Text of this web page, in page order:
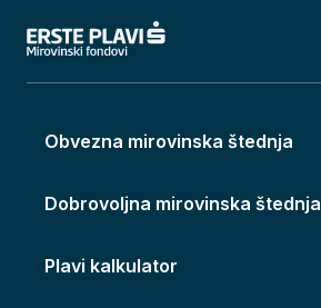
Obvezna mirovinska štednja
Dobrovoljna mirovinska štednja
Plavi kalkulator